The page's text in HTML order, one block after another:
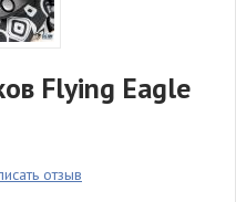
Flying Eagle
отзыв